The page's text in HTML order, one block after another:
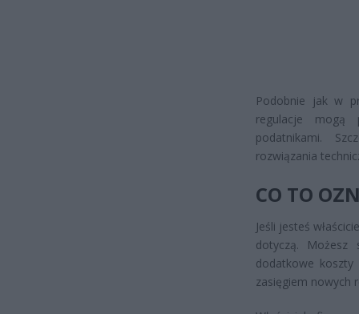
Podobnie jak w
regulacje mogą
podatnikami.
rozwiązania
CO TO
Jeśli jesteś
dotyczą. Możesz
dodatkowe
zasięgiem nowych